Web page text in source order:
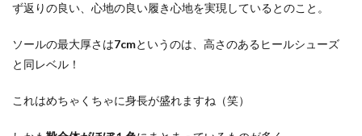
ず返りの良い、心地の良い履き心地を実現しているとのこと。
ソールの最大厚さは7cmというのは、高さのあるヒールシューズ
と同レベル！
これはめちゃくちゃに身長が盛れますね（笑）